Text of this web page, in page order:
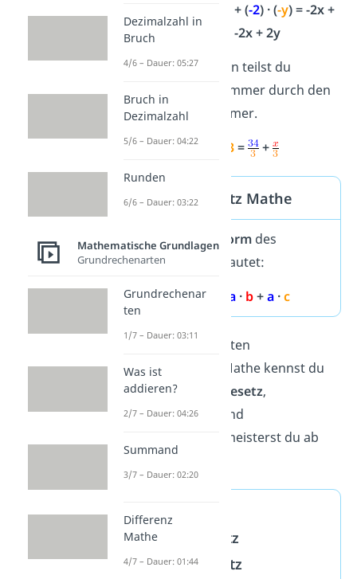
+ (-2) · (-y) = -2x +
(-2) · (-y) = -2x + 2y
Auch bei der Division teilst du
Teil in der Klammer durch den
Teil hinter der Klammer.
(34+ 3= +
Distributivgesetz Mathe
Dieallgemeine Formdes
Rechengesetzes lautet:
a· (b+c a · b+a ·c
Spitze! Die wichtigsten
Rechengesetze in Mathe kennst du
jetzt.Kommutativgesetz,
Assoziativgesetz
und
meisterst du ab
Rechengesetze
Assoziativgesetz
Distributivgesetz
Dezimalzahl in
Bruch
4/6 – Dauer: 05:27
Bruch in
Dezimalzahl
5/6 – Dauer: 04:22
Runden
6/6 – Dauer: 03:22
Mathematische Grundlagen
Grundrechenarten
Grundrechenar
ten
1/7 – Dauer: 03:11
Was ist
addieren?
2/7 – Dauer: 04:26
Summand
3/7 – Dauer: 02:20
Differenz
Mathe
4/7 – Dauer: 01:44